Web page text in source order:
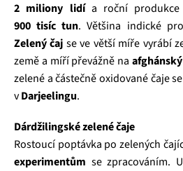
2 miliony lidía roční produkce
900 tisíc tun. Většina indické
Zelený čaj se ve větší míře vyrábí
země a míří převážně na
zelené a částečně oxidované čaje
vDarjeelingu.
Dárdžilingské zelené čaje
Rostoucí poptávka po zelených
experimentům se zpracováním.